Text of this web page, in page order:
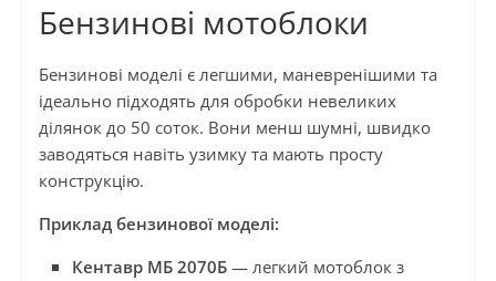
Бензинові мотоблоки
Бензинові моделі є легшими, маневренішими та
ідеально підходять для обробки невеликих
ділянок до 50 соток. Вони менш шумні, швидко
заводяться навіть узимку та мають просту
конструкцію.
Приклад бензинової моделі:
Кентавр МБ 2070Б— легкий мотоблок з